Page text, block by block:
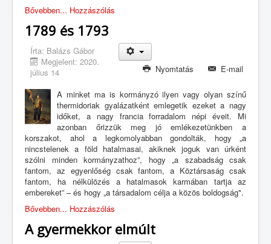
Bővebben... Hozzászólás
1789 és 1793
Nyomtatás E-mail
Írta: Balázs Gábor
Megjelent: 2020.
július 14
A minket ma is kormányzó ilyen vagy olyan színű
thermidoriak gyalázatként emlegetik ezeket a nagy
időket, a nagy francia forradalom népi éveit. Mi
azonban őrizzük meg jó emlékezetünkben a
korszakot, ahol a legkomolyabban gondolták, hogy „a
nincstelenek a föld hatalmasai, akiknek joguk van úrként
szólni minden kormányzathoz”, hogy „a szabadság csak
fantom, az egyenlőség csak fantom, a Köztársaság csak
fantom, ha nélkülözés a hatalmasok karmában tartja az
embereket” – és hogy „a társadalom célja a közös boldogság".
Bővebben... Hozzászólás
A gyermekkor elmúlt